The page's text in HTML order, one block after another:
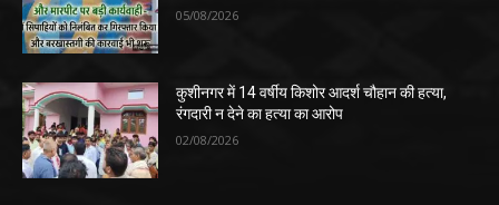
05/08/2026
कुशीनगर में 14 वर्षीय किशोर आदर्श चौहान की हत्या,
रंगदारी न देने का हत्या का आरोप
02/08/2026